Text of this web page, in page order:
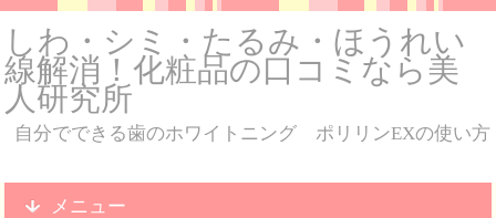
しわ・シミ・たるみ・ほうれい
線解消！化粧品の口コミなら美
人研究所
自分でできる歯のホワイトニング ポリリンEXの使い方
メニュー